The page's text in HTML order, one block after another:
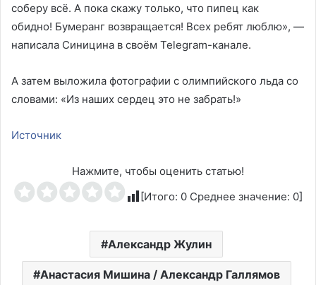
соберу всё. А пока скажу только, что пипец как
обидно! Бумеранг возвращается! Всех ребят люблю», —
написала Синицина в своём Telegram-канале.
А затем выложила фотографии с олимпийского льда со
словами: «Из наших сердец это не забрать!»
Источник
Нажмите, чтобы оценить статью!
[Итого: 0 Среднее значение: 0]
Александр Жулин
Анастасия Мишина / Александр Галлямов